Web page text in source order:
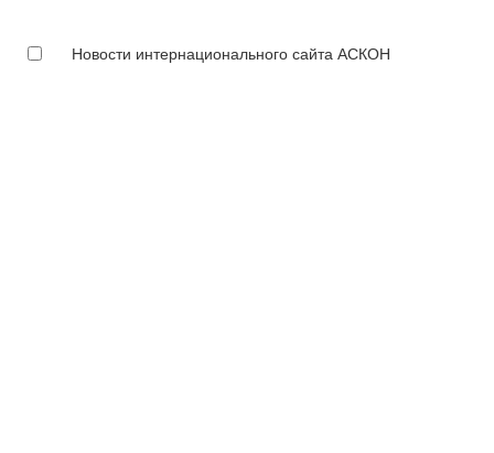
Новости интернационального сайта АСКОН